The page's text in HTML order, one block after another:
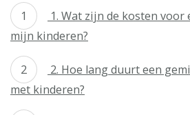
1. Wat zijn de kosten
mijn kinderen?
2. Hoe lang duurt een
met kinderen?